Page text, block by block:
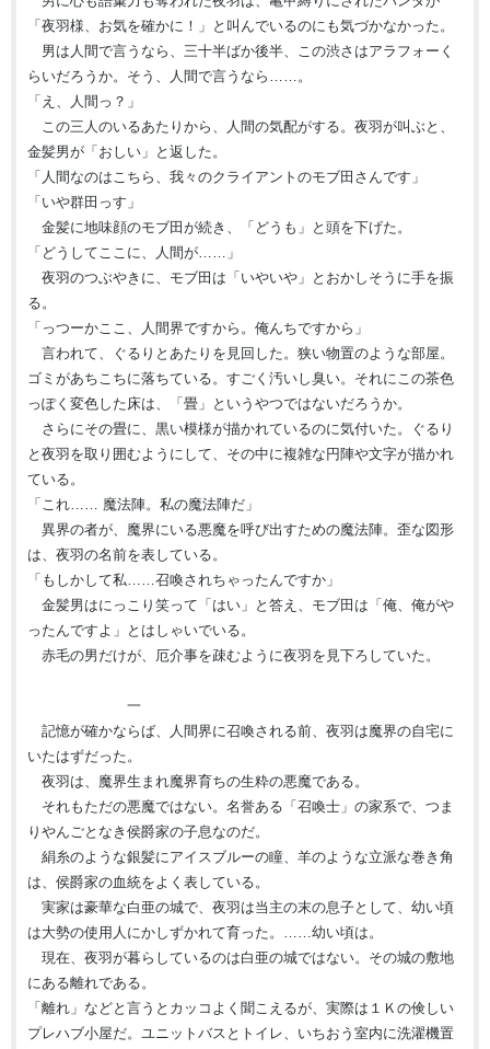
「夜羽様、お気を確かに！」と叫んでいるのにも気づかなかった。
男は人間で言うなら、三十半ばか後半、この渋さはアラフォーく
らいだろうか。そう、人間で言うなら……。
「え、人間っ？」
この三人のいるあたりから、人間の気配がする。夜羽が叫ぶと、
金髪男が「おしい」と返した。
「人間なのはこちら、我々のクライアントのモブ田さんです」
「いや群田っす」
金髪に地味顔のモブ田が続き、「どうも」と頭を下げた。
「どうしてここに、人間が……」
夜羽のつぶやきに、モブ田は「いやいや」とおかしそうに手を振
る。
「っつーかここ、人間界ですから。俺んちですから」
言われて、ぐるりとあたりを見回した。狭い物置のような部屋。
ゴミがあちこちに落ちている。すごく汚いし臭い。それにこの茶色
っぽく変色した床は、「畳」というやつではないだろうか。
さらにその畳に、黒い模様が描かれているのに気付いた。ぐるり
と夜羽を取り囲むようにして、その中に複雑な円陣や文字が描かれ
ている。
「これ…… 魔法陣。私の魔法陣だ」
異界の者が、魔界にいる悪魔を呼び出すための魔法陣。歪な図形
は、夜羽の名前を表している。
「もしかして私……召喚されちゃったんですか」
金髪男はにっこり笑って「はい」と答え、モブ田は「俺、俺がや
ったんですよ」とはしゃいでいる。
赤毛の男だけが、厄介事を疎むように夜羽を見下ろしていた。
一
記憶が確かならば、人間界に召喚される前、夜羽は魔界の自宅に
いたはずだった。
夜羽は、魔界生まれ魔界育ちの生粋の悪魔である。
それもただの悪魔ではない。名誉ある「召喚士」の家系で、つま
りやんごとなき侯爵家の子息なのだ。
絹糸のような銀髪にアイスブルーの瞳、羊のような立派な巻き角
は、侯爵家の血統をよく表している。
実家は豪華な白亜の城で、夜羽は当主の末の息子として、幼い頃
は大勢の使用人にかしずかれて育った。……幼い頃は。
現在、夜羽が暮らしているのは白亜の城ではない。その城の敷地
にある離れである。
「離れ」などと言うとカッコよく聞こえるが、実際は１Ｋの倹しい
プレハブ小屋だ。ユニットバスとトイレ、いちおう室内に洗濯機置